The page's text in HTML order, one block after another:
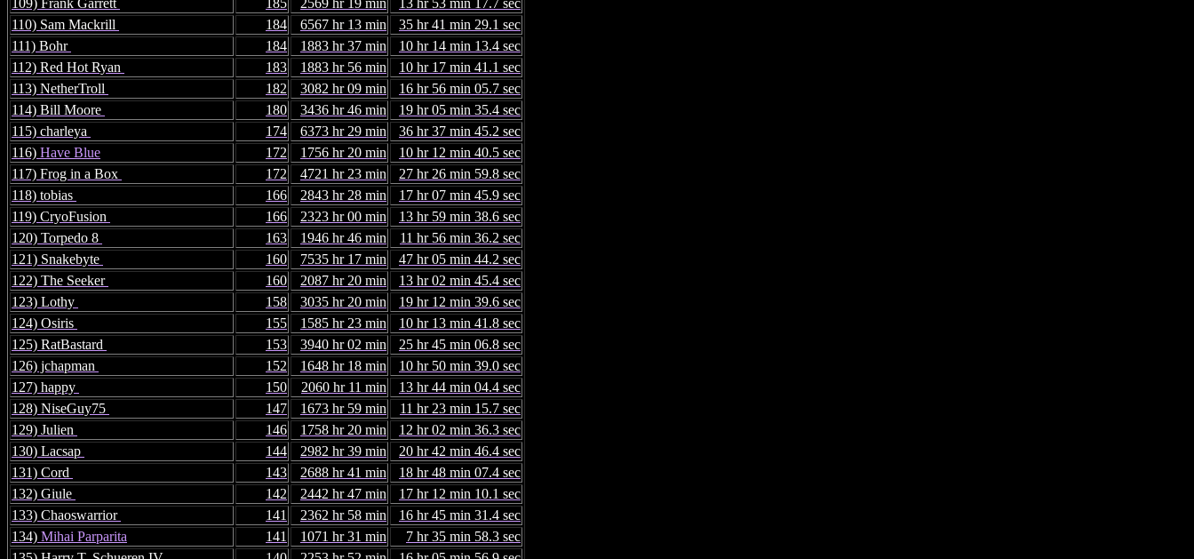
109) Frank Garrett
185 2569 hr 19 min
13 hr 53 min 17.7 sec
110) Sam Mackrill
184 6567 hr 13 min
35 hr 41 min 29.1 sec
111) Bohr
184 1883 hr 37 min
10 hr 14 min 13.4 sec
112) Red Hot Ryan
183 1883 hr 56 min
10 hr 17 min 41.1 sec
113) NetherTroll
182 3082 hr 09 min
16 hr 56 min 05.7 sec
114) Bill Moore
180 3436 hr 46 min
19 hr 05 min 35.4 sec
115) charleya
174 6373 hr 29 min
36 hr 37 min 45.2 sec
116) Have Blue 172 1756 hr 20 min
10 hr 12 min 40.5 sec
117) Frog in a Box
172 4721 hr 23 min
27 hr 26 min 59.8 sec
118) tobias
166 2843 hr 28 min
17 hr 07 min 45.9 sec
119) CryoFusion
166 2323 hr 00 min
13 hr 59 min 38.6 sec
120) Torpedo 8
163 1946 hr 46 min
11 hr 56 min 36.2 sec
121) Snakebyte
160 7535 hr 17 min
47 hr 05 min 44.2 sec
122) The Seeker
160 2087 hr 20 min
13 hr 02 min 45.4 sec
123) Lothy
158 3035 hr 20 min
19 hr 12 min 39.6 sec
124) Osiris
155 1585 hr 23 min
10 hr 13 min 41.8 sec
125) RatBastard
153 3940 hr 02 min
25 hr 45 min 06.8 sec
126) jchapman
152 1648 hr 18 min
10 hr 50 min 39.0 sec
127) happy
150 2060 hr 11 min
13 hr 44 min 04.4 sec
128) NiseGuy75
147 1673 hr 59 min
11 hr 23 min 15.7 sec
129) Julien
146 1758 hr 20 min
12 hr 02 min 36.3 sec
130) Lacsap
144 2982 hr 39 min
20 hr 42 min 46.4 sec
131) Cord
143 2688 hr 41 min
18 hr 48 min 07.4 sec
132) Giule
142 2442 hr 47 min
17 hr 12 min 10.1 sec
133) Chaoswarrior
141 2362 hr 58 min
16 hr 45 min 31.4 sec
134) Mihai Parparita 141 1071 hr 31 min
7 hr 35 min 58.3 sec